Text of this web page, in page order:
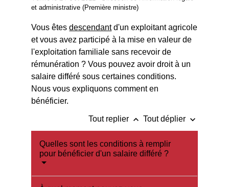
et administrative (Première ministre)
Vous êtesdescendantd'un exploitant agricole
et vous avez participé à la mise en valeur de
l'exploitation familiale sans recevoir de
rémunération ? Vous pouvez avoir droit à un
salaire différé sous certaines conditions.
Nous vous expliquons comment en
bénéficier.
Tout replier keyboard_arrow_up Tout déplier keyboard_arrow_down
Quelles sont les conditions à remplir
pour bénéficier d'un salaire différé ?